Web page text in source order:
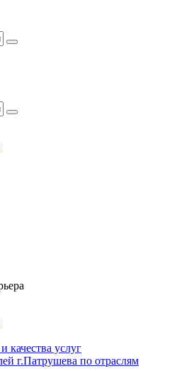
качества услуг
г.Патрушева по отраслям